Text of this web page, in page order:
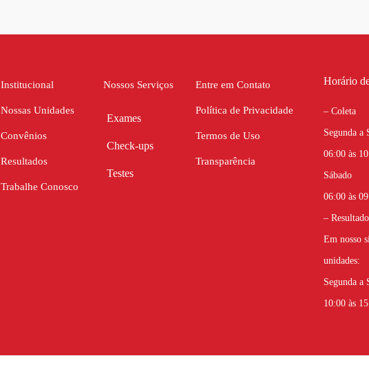
Institucional
Nossas Unidades
Convênios
Resultados
Trabalhe Conosco
Nossos Serviços
Exames
Check-ups
Testes
Entre em Contato
Política de Privacidade
Termos de Uso
Transparência
Horário
– Coleta
Segunda a
06:00 às
Sábado
06:00 às
–
Em nosso
unidades:
Segunda a
10:00 às